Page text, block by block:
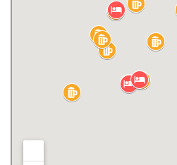
Kaapse Brouwers in Rotterdam
Eiber Bier in Den Haag
Brouwerij Klein Duimpje in Hillegom
Brouwerij Emelisse in Goes
Delfts Brouwhuis in Delft